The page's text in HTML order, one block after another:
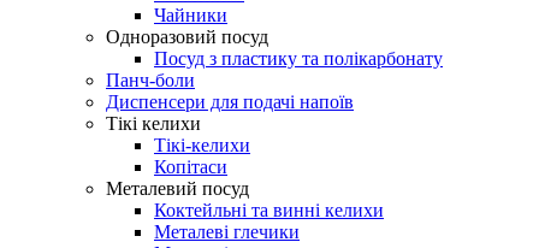
Чайники
Одноразовий посуд
Посуд з пластику та полікарбонату
Панч-боли
Диспенсери для подачі напоїв
Тікі келихи
Тікі-келихи
Копітаси
Металевий посуд
Коктейльні та винні келихи
Металеві глечики